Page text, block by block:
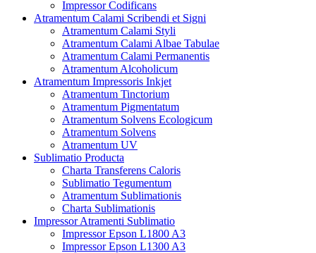
Impressor Codificans
Atramentum Calami Scribendi et Signi
Atramentum Calami Styli
Atramentum Calami Albae Tabulae
Atramentum Calami Permanentis
Atramentum Alcoholicum
Atramentum Impressoris Inkjet
Atramentum Tinctorium
Atramentum Pigmentatum
Atramentum Solvens Ecologicum
Atramentum Solvens
Atramentum UV
Sublimatio Producta
Charta Transferens Caloris
Sublimatio Tegumentum
Atramentum Sublimationis
Charta Sublimationis
Impressor Atramenti Sublimatio
Impressor Epson L1800 A3
Impressor Epson L1300 A3